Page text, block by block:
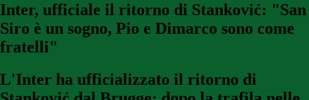
Inter, ufficiale il ritorno di Stanković: "San
Siro è un sogno, Pio e Dimarco sono come
fratelli"
L'Inter ha ufficializzato il ritorno di